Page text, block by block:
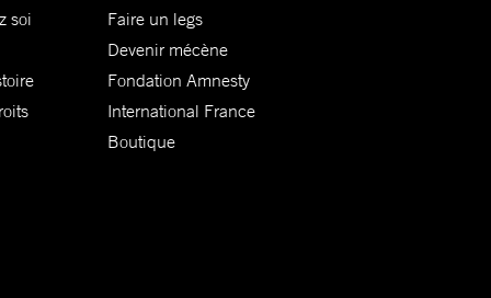
soi
Faire un legs
Devenir mécène
Fondation Amnesty
International France
Boutique